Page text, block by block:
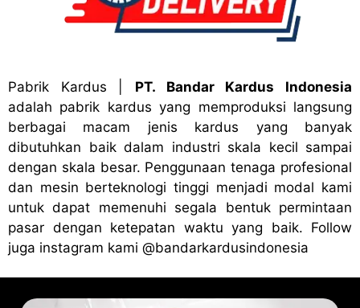
Pabrik Kardus
PT. Bandar Kardus Indonesia
adalah pabrik kardus yang memproduksi langsung
berbagai macam jenis kardus yang banyak
dibutuhkan baik dalam industri skala kecil sampai
dengan skala besar. Penggunaan tenaga profesional
dan mesin berteknologi tinggi menjadi modal kami
untuk dapat memenuhi segala bentuk permintaan
pasar dengan ketepatan waktu yang baik. Follow
juga instagram kami @bandarkardusindonesia